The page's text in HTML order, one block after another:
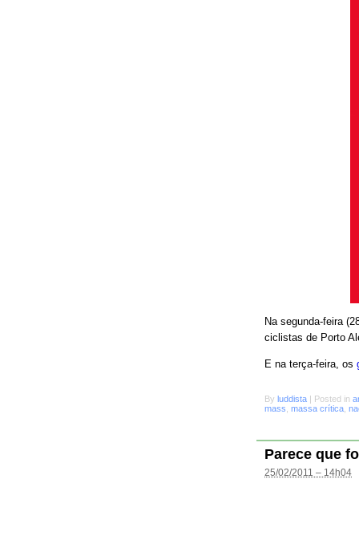
Na segunda-feira
ciclistas de Porto
E na terça-feira, os
By luddista | Posted in
mass massa crítica
Parece que
25/02/2011 – 14h04